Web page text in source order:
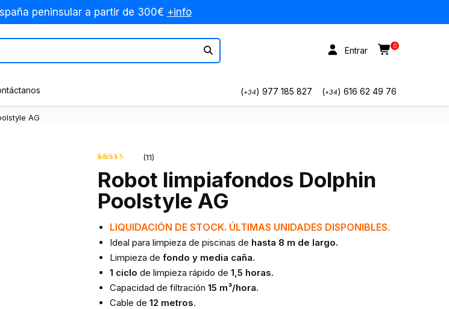
peninsular a partir de 300€ +info
0
Entrar
(+34) 977 185 827 (+34) 616 62 49 76
AG
Valorado
4.64
sobre 5
basado en
11
puntuaciones
de
clientes
(11)
Robot limpiafondos Dolphin
Poolstyle AG
LIQUIDACIÓN DE STOCK. ÚLTIMAS UNIDADES DISPONIBLES.
Ideal para limpieza de piscinas de hasta 8 m de largo.
Limpieza de fondo y media caña.
1 ciclo de limpieza rápido de 1,5 horas.
Capacidad de filtración 15 m³/hora.
Cable de 12 metros.